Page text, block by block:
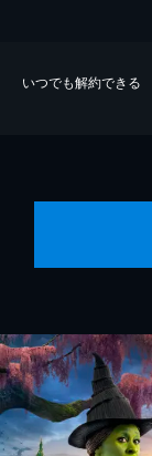
いつでも解約できる